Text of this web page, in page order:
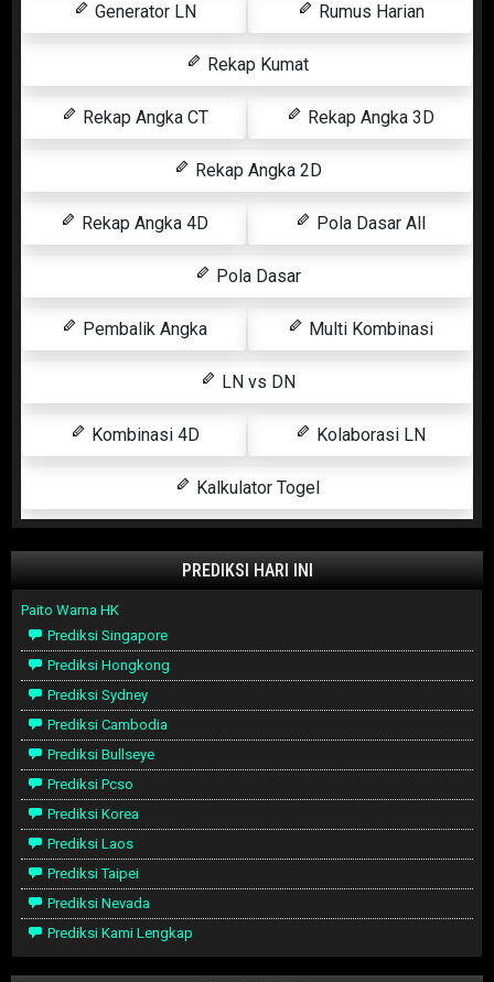
Generator LN Rumus Harian
Rekap Kumat
Rekap Angka CT Rekap Angka 3D
Rekap Angka 2D
Rekap Angka 4D Pola Dasar All
Pola Dasar
Pembalik Angka Multi Kombinasi
LN vs DN
Kombinasi 4D Kolaborasi LN
Kalkulator Togel
PREDIKSI HARI INI
Paito Warna HK
Prediksi Singapore
Prediksi Hongkong
Prediksi Sydney
Prediksi Cambodia
Prediksi Bullseye
Prediksi Pcso
Prediksi Korea
Prediksi Laos
Prediksi Taipei
Prediksi Nevada
Prediksi Kami Lengkap